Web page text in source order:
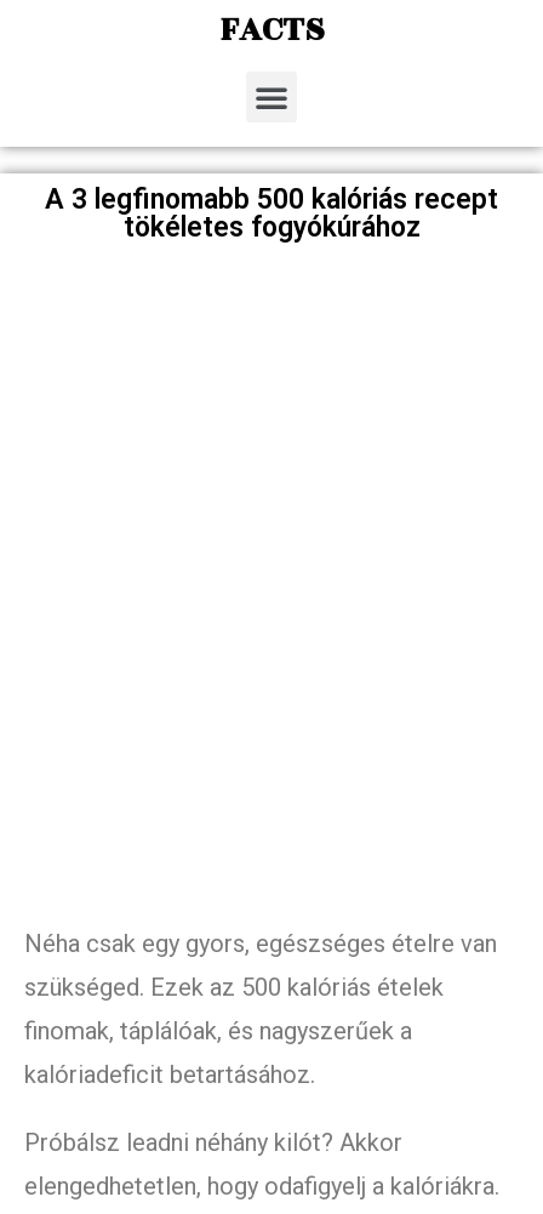
FACTS
A 3 legfinomabb 500 kalóriás recept
tökéletes fogyókúrához
Néha csak egy gyors, egészséges ételre van
szükséged. Ezek az 500 kalóriás ételek
finomak, táplálóak, és nagyszerűek a
kalóriadeficit betartásához.
Próbálsz leadni néhány kilót? Akkor
elengedhetetlen, hogy odafigyelj a kalóriákra.